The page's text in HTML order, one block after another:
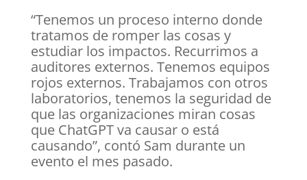
“Tenemos un proceso interno donde
tratamos de romper las cosas y
estudiar los impactos. Recurrimos a
auditores externos. Tenemos equipos
rojos externos. Trabajamos con otros
laboratorios, tenemos la seguridad de
que las organizaciones miran cosas
que ChatGPT va causar o está
causando”, contó Sam durante un
evento el mes pasado.